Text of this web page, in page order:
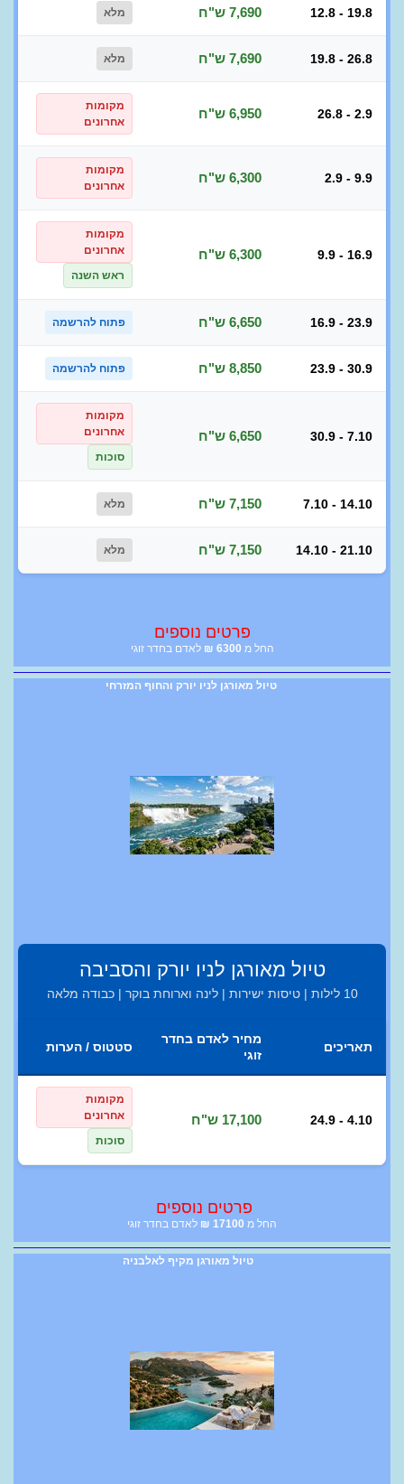
12.8 - 19.8 7,690 ש"ח מלא
19.8 - 26.8 7,690 ש"ח מלא
26.8 - 2.9 6,950 ש"ח
מקומות
אחרונים
2.9 - 9.9 6,300 ש"ח
מקומות
אחרונים
9.9 - 16.9 6,300 ש"ח
מקומות
אחרונים
ראש השנה
16.9 - 23.9 6,650 ש"ח פתוח להרשמה
23.9 - 30.9 8,850 ש"ח פתוח להרשמה
30.9 - 7.10 6,650 ש"ח
מקומות
אחרונים
סוכות
7.10 - 14.10 7,150 ש"ח מלא
14.10 - 21.10 7,150 ש"ח מלא
פרטים נוספים
החל מ 6300
₪ לאדם בחדר זוגי
טיול מאורגן לניו יורק והחוף המזרחי
טיול מאורגן לניו יורק והסביבה
10 לילות | טיסות ישירות | לינה וארוחת בוקר | כבודה מלאה
תאריכים
מחיר לאדם בחדר
זוגי
סטטוס / הערות
24.9 - 4.10 17,100 ש"ח
מקומות
אחרונים
סוכות
פרטים נוספים
החל מ 17100
₪ לאדם בחדר זוגי
טיול מאורגן מקיף לאלבניה